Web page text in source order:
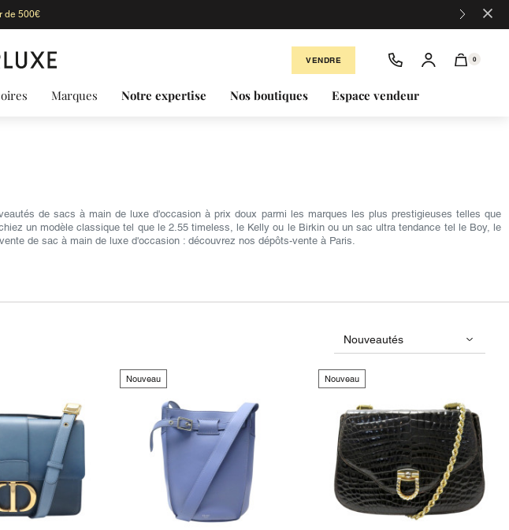
de 500€ ×
VENDRE 0
Marques Notre expertise Nos boutiques Espace vendeur
de sacs à main de luxe d'occasion à prix doux parmi les marques les plus prestigieuses telles que
un modèle classique tel que le 2.55 timeless, le Kelly ou le Birkin ou un sac ultra tendance tel le Boy, le
de sac à main de luxe d'occasion : découvrez nos dépôts-vente à Paris.
Nouveau Nouveau